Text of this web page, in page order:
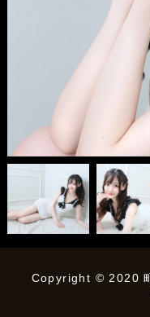
Copyright © 2020